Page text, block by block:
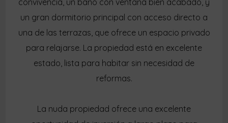
convivencia, un baño con ventana bien acabado, y
un gran dormitorio principal con acceso directo a
una de las terrazas, que ofrece un espacio privado
para relajarse. La propiedad está en excelente
estado, lista para habitar sin necesidad de
reformas.
La nuda propiedad ofrece una excelente